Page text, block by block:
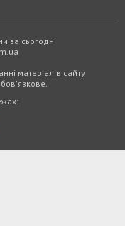
за сьогодні
матеріалів сайту